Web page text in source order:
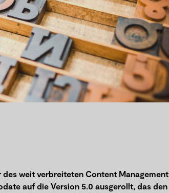
weit verbreiteten Content Management
auf die Version 5.0 ausgerollt, das den